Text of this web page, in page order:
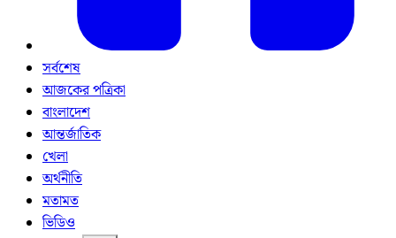
সর্বশেষ
আজকের পত্রিকা
বাংলাদেশ
আন্তর্জাতিক
খেলা
অর্থনীতি
মতামত
ভিডিও